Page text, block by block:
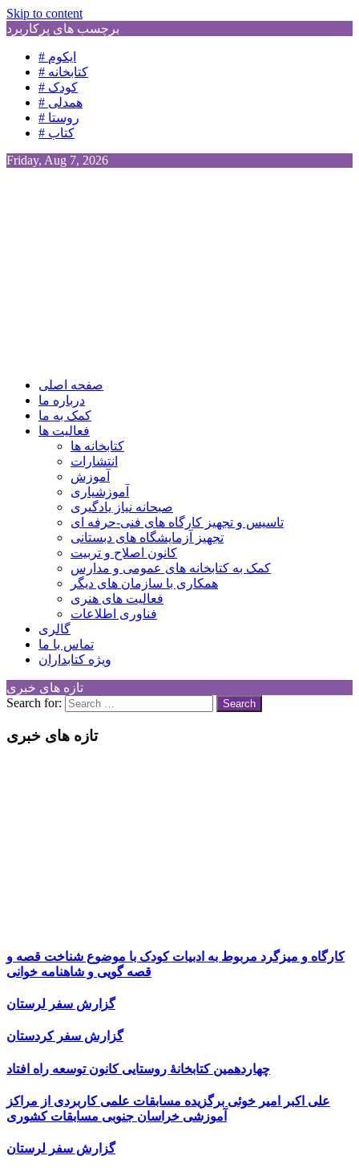
Skip to content
برچسب های پرکاربرد
# ایکوم
# کتابخانه
# کودک
# همدلی
# روستا
# کتاب
Friday, Aug 7, 2026
Children Cultural Development Center
صفحه اصلی
درباره ما
کمک به ما
فعالیت ها
کتابخانه ها
انتشارات
آموزش
آموزشیاری
صبحانه نیاز یادگیری
تاسیس و تجهیز کارگاه های فنی-حرفه ای
تجهیز آزمایشگاه های دبستانی
کانون اصلاح و تربیت
کمک به کتابخانه های عمومی و مدارس
همکاری با سازمان های دیگر
فعالیت های هنری
فناوری اطلاعات
گالری
تماس با ما
ویژه کتابداران
تازه های خبری
Search for:
تازه های خبری
کارگاه و میزگرد مربوط به ادبیات کودک با موضوع شناخت قصه و
قصه گویی و شاهنامه خوانی
گزارش سفر لرستان
گزارش سفر کردستان
چهاردهمین کتابخانۀ روستایی کانون توسعه راه افتاد
علی اکبر امیر خوئی برگزیده مسابقات علمی کاربردی از مراکز
آموزشی خراسان جنوبی مسابقات کشوری
گزارش سفر لرستان